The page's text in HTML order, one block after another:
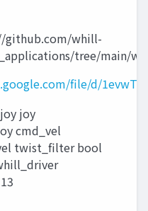
github.com/whill-
tree/main/
file/d/
joy
cmd_vel
twist_ﬁlter bool